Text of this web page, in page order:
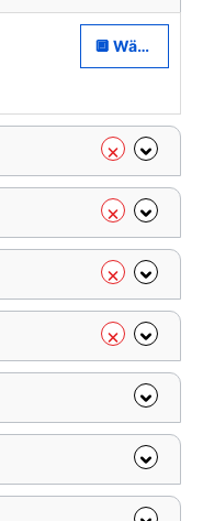
🔲 Wählen